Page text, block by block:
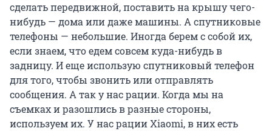
сделать передвижной, поставить на крышу чего-
нибудь — дома или даже машины. А спутниковые
телефоны — небольшие. Иногда берем с собой их,
если знаем, что едем совсем куда-нибудь в
задницу. И еще использую спутниковый телефон
для того, чтобы звонить или отправлять
сообщения. А так у нас рации. Когда мы на
съемках и разошлись в разные стороны,
используем их. У нас рации Xiaomi, в них есть